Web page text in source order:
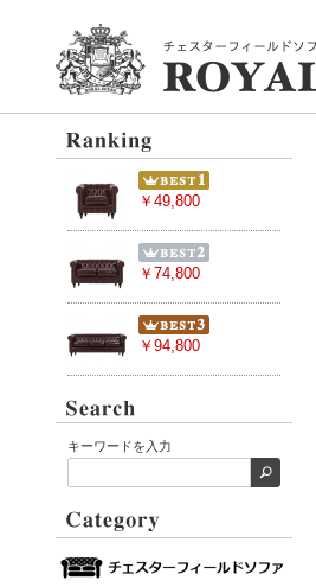
￥49,800
￥74,800
￥94,800
キーワードを入力